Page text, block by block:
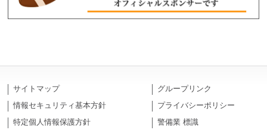
サイトマップ
グループリンク
情報セキュリティ基本方針
プライバシーポリシー
特定個人情報保護方針
警備業 標識